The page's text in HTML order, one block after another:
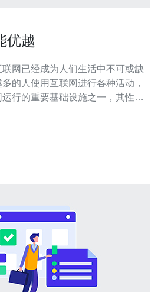
优越
网已经成为人们生活中不可或缺
的人使用互联网进行各种活动，
行的重要基础设施之一，其性能